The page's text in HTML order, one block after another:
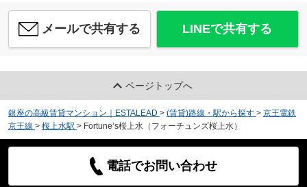
メールで共有する LINEで共有する
ページトップへ
銀座の高級賃貸マンション｜ESTALEAD > (賃貸)路線・駅から探す > 京王電鉄
京王線 > 桜上水駅 > Fortune’s桜上水（フォーチュンズ桜上水）
電話でお問い合わせ